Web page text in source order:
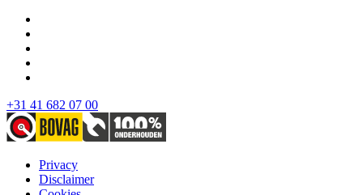
+31 41 682 07 00
Privacy
Disclaimer